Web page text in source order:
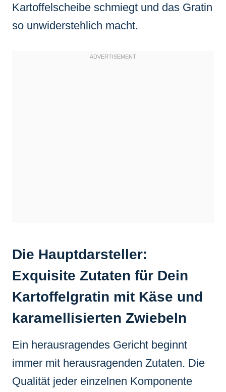
Kartoffelscheibe schmiegt und das Gratin
so unwiderstehlich macht.
Die Hauptdarsteller:
Exquisite Zutaten für Dein
Kartoffelgratin mit Käse und
karamellisierten Zwiebeln
Ein herausragendes Gericht beginnt
immer mit herausragenden Zutaten. Die
Qualität jeder einzelnen Komponente